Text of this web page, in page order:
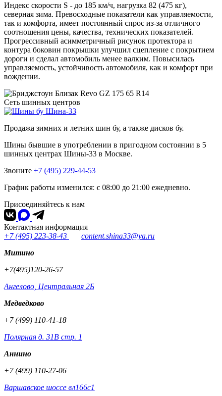
Индекс скорости S - до 185 км/ч, нагрузка 82 (475 кг),
северная зима. Превосходные показатели как управляемости,
так и комфорта, имеет постоянный спрос из-за отличного
соотношения цены, качества, технических показателей.
Прогрессивный асимметричный рисунок протектора и
контура боковин покрышки улучшил сцепление с покрытием
дороги и сделал автомобиль менее валким. Повысилась
управляемость, устойчивость автомобиля, как и комфорт при
вождении.
Сеть шинных центров
Шина-33
Продажа зимних и летних шин бу, а также дисков бу.
Шины бывшие в употреблении в пригодном состоянии в 5
шинных центрах Шины-33 в Москве.
Звоните +7 (495) 229-44-53
График работы изменился: с 08:00 до 21:00 ежедневно.
Присоединяйтесь к нам
Контактная информация
+7 (495) 223-38-43
content.shina33@ya.ru
Митино
+7(495)120-26-57
Ангелово, Центральная 2Б
Медведково
+7 (499) 110-41-18
Полярная д. 31В стр. 1
Аннино
+7 (499) 110-27-06
Варшавское шоссе вл166с1